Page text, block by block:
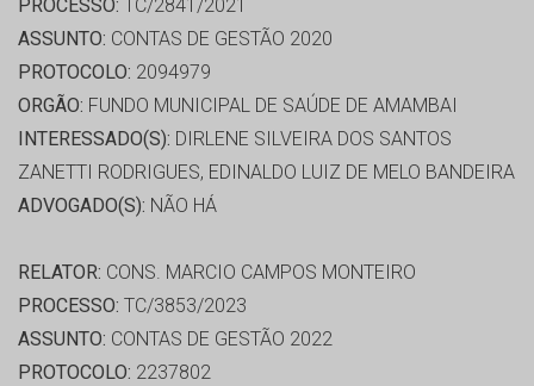
PROCESSO: TC/2841/2021
ASSUNTO: CONTAS DE GESTÃO 2020
PROTOCOLO: 2094979
ORGÃO: FUNDO MUNICIPAL DE SAÚDE DE AMAMBAI
INTERESSADO(S): DIRLENE SILVEIRA DOS SANTOS
ZANETTI RODRIGUES, EDINALDO LUIZ DE MELO BANDEIRA
ADVOGADO(S): NÃO HÁ
RELATOR: CONS. MARCIO CAMPOS MONTEIRO
PROCESSO: TC/3853/2023
ASSUNTO: CONTAS DE GESTÃO 2022
PROTOCOLO: 2237802